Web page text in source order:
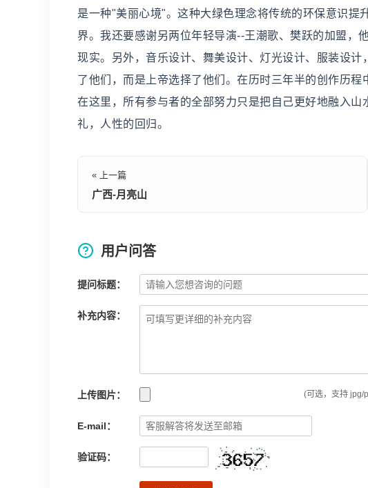
是一种"美丽心境"。这种大绿色理念将传统的环保意识提
界。我还要感谢另两位年轻导演--王潮歌、樊跃的加盟，
现实。另外，音乐设计、舞美设计、灯光设计、服装设
了他们，而是上帝选择了他们。在历时三年半的创作历
在这里，所有参与者的全部努力只是把自己更好地融入
礼，人性的回归。
« 上一篇
广西-月亮山
用户问答
提问标题：
补充内容：
上传图片： (可选，支持 jpg/
E-mail：
验证码：